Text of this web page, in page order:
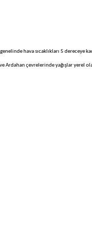
hava sıcaklıkları 5 dereceye
Ardahan çevrelerinde yağışlar yerel